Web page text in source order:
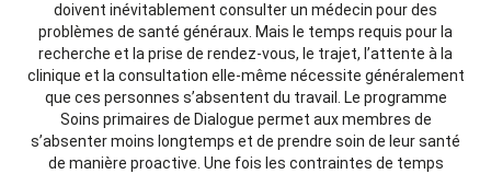
doivent inévitablement consulter un médecin pour des
problèmes de santé généraux. Mais le temps requis pour la
recherche et la prise de rendez-vous, le trajet, l’attente à la
clinique et la consultation elle-même nécessite généralement
que ces personnes s’absentent du travail. Le programme
Soins primaires de Dialogue permet aux membres de
s’absenter moins longtemps et de prendre soin de leur santé
de manière proactive. Une fois les contraintes de temps